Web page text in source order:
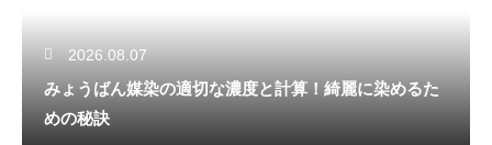
2026.08.07
みょうばん媒染の適切な濃度と計算！綺麗に染めるた
めの秘訣